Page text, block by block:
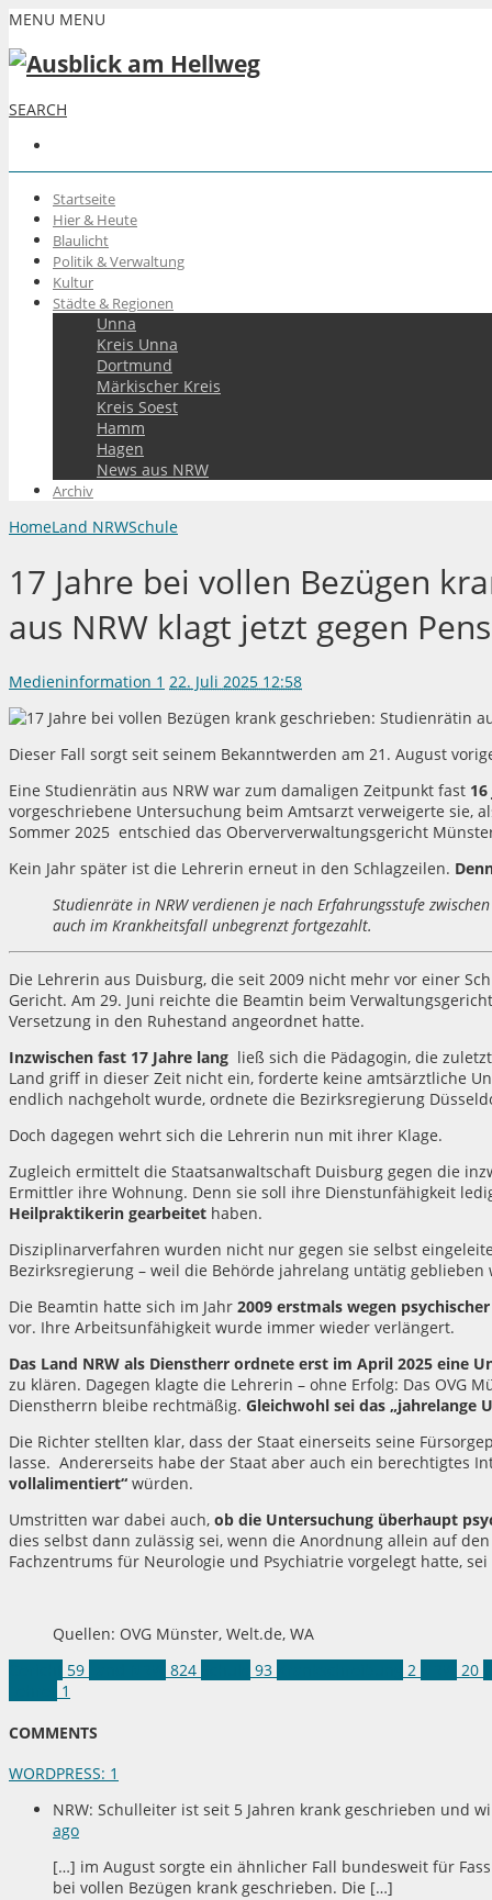
MENU MENU
SEARCH
Startseite
Hier & Heute
Blaulicht
Politik & Verwaltung
Kultur
Städte & Regionen
Unna
Kreis Unna
Dortmund
Märkischer Kreis
Kreis Soest
Hamm
Hagen
News aus NRW
Archiv
HomeLand NRWSchule
17 Jahre bei vollen Bezügen
aus NRW klagt jetzt gegen
Medieninformation 1 22. Juli 2025 12:58
Dieser Fall sorgt seit seinem Bekanntwerden am 21. August
Eine Studienrätin aus NRW war zum damaligen Zeitpunkt fast
vorgeschriebene Untersuchung beim Amtsarzt verweigerte sie,
Sommer 2025 entschied das Oberververwaltungsgericht
Kein Jahr später ist die Lehrerin erneut in den Schlagzeilen.
Studienräte in NRW verdienen je nach Erfahrungsstufe
auch im Krankheitsfall unbegrenzt fortgezahlt.
Die Lehrerin aus Duisburg, die seit 2009 nicht mehr vor einer
Gericht. Am 29. Juni reichte die Beamtin beim
Versetzung in den Ruhestand angeordnet hatte.
Inzwischen fast 17 Jahre lang ließ sich die Pädagogin, die
Land griff in dieser Zeit nicht ein, forderte keine amtsärztliche
endlich nachgeholt wurde, ordnete die Bezirksregierung
Doch dagegen wehrt sich die Lehrerin nun mit ihrer Klage.
Zugleich ermittelt die Staatsanwaltschaft Duisburg gegen die
Ermittler ihre Wohnung. Denn sie soll ihre Dienstunfähigkeit
Heilpraktikerin gearbeitet haben.
Disziplinarverfahren wurden nicht nur gegen sie selbst
Bezirksregierung – weil die Behörde jahrelang untätig geblieben
Die Beamtin hatte sich im Jahr 2009 erstmals wegen
vor. Ihre Arbeitsunfähigkeit wurde immer wieder verlängert.
Das Land NRW als Dienstherr ordnete erst im April 2025 eine
zu klären. Dagegen klagte die Lehrerin – ohne Erfolg: Das OVG
Dienstherrn bleibe rechtmäßig. Gleichwohl sei das „jahrelange
Die Richter stellten klar, dass der Staat einerseits seine
lasse. Andererseits habe der Staat aber auch ein berechtigtes
vollalimentiert“ würden.
Umstritten war dabei auch, ob die Untersuchung überhaupt
dies selbst dann zulässig sei, wenn die Anordnung allein auf
Fachzentrums für Neurologie und Psychiatrie vorgelegt hatte,
Quellen: OVG Münster, Welt.de, WA
59 824 93 2 20
1
COMMENTS
WORDPRESS: 1
NRW: Schulleiter ist seit 5 Jahren krank geschrieben und
ago
[…] im August sorgte ein ähnlicher Fall bundesweit für
bei vollen Bezügen krank geschrieben. Die […]